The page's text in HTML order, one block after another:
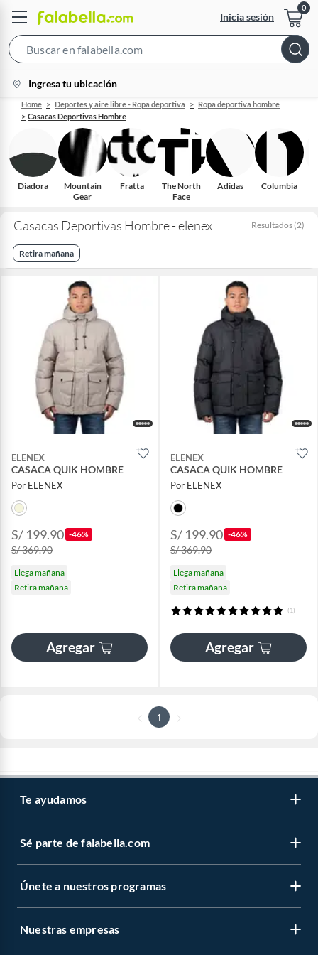
Inicia sesión
Bar
location-
icon
Ingresa tu ubicación
Home Deportes y aire libre - Ropa deportiva
Ropa deportiva hombre
Casacas Deportivas Hombre
Diadora
Mountain
Gear
Fratta
The North
Face
Adidas Columbia
Casacas Deportivas Hombre - elenex Resultados (2)
Retira mañana
ELENEX
CASACA QUIK HOMBRE
Por ELENEX
S/ 199.90 -46%
S/ 369.90
Llega mañana
Retira mañana
Agregar
ELENEX
CASACA QUIK HOMBRE
Por ELENEX
S/ 199.90 -46%
S/ 369.90
Llega mañana
Retira mañana
(1)
Agregar
1
Te ayudamos
Sé parte de falabella.com
Únete a nuestros programas
Nuestras empresas